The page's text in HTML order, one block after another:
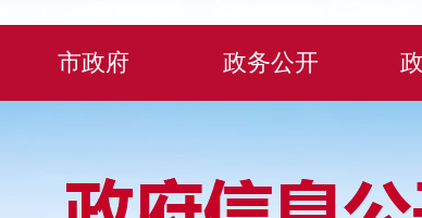
市政府 政务公开